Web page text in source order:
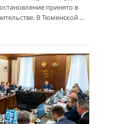
принято в
В Тюменской …